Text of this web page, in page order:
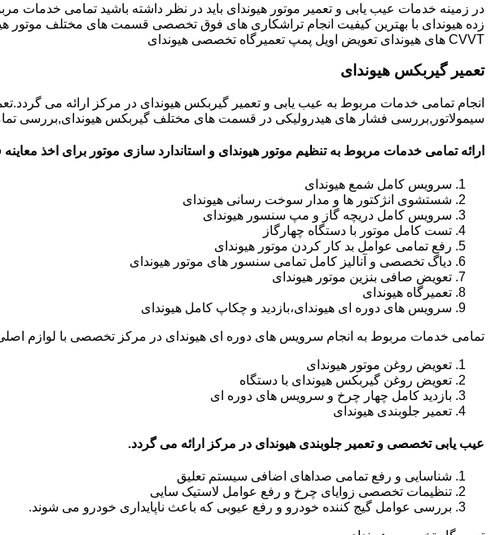
در زمینه خدمات عیب یابی و تعمیر موتور هیوندای باید در نظر داشته باشید تمامی خدمات
زده هیوندای با بهترین کیفیت انجام تراشکاری های فوق تخصصی قسمت های مختلف موتور
CVVT های هیوندای تعویض اویل پمپ تعمیرگاه تخصصی هیوندای
تعمیر گیربکس هیوندای
انجام تمامی خدمات مربوط به عیب یابی و تعمیر گیربکس هیوندای در مرکز ارائه می
سیمولاتور,بررسی فشار های هیدرولیکی در قسمت های مختلف گیربکس هیوندای,بررسی تمامی
ارائه تمامی خدمات مربوط به تنظیم موتور هیوندای و استاندارد سازی موتور برای اخذ
سرویس کامل شمع هیوندای
شستشوی انژکتور ها و مدار سوخت رسانی هیوندای
سرویس کامل دریچه گاز و مپ سنسور هیوندای
تست کامل موتور با دستگاه چهارگاز
رفع تمامی عوامل بد کار کردن موتور هیوندای
دیاگ تخصصی و آنالیز کامل تمامی سنسور های موتور هیوندای
تعویض صافی بنزین موتور هیوندای
تعمیرگاه هیوندای
سرویس های دوره ای هیوندای،بازدید و چکاپ کامل هیوندای
تمامی خدمات مربوط به انجام سرویس های دوره ای هیوندای در مرکز تخصصی با لوازم
تعویض روغن موتور هیوندای
تعویض روغن گیربکس هیوندای با دستگاه
بازدید کامل چهار چرخ و سرویس های دوره ای
تعمیر جلوبندی هیوندای
عیب یابی تخصصی و تعمیر جلوبندی هیوندای در مرکز ارائه می گردد.
شناسایی و رفع تمامی صداهای اضافی سیستم تعلیق
تنظیمات تخصصی زوایای چرخ و رفع عوامل لاستیک سایی
بررسی عوامل گیج کننده خودرو و رفع عیوبی که باعث ناپایداری خودرو می شوند.